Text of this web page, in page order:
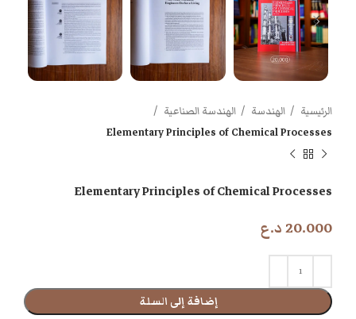
الرئيسية الهندسة
الهندسة الصناعية
Elementary Principles of Chemical Processes
Elementary Principles of Chemical Processes
20.000د.ع
إضافة إلى السلة